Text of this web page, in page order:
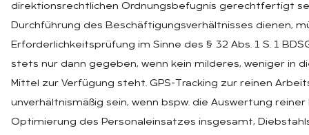
direktionsrechtlichen Ordnungsbefugnis gerechtfertigt
Durchführung des Beschäftigungsverhältnisses dienen,
Erforderlichkeitsprüfung im Sinne des § 32 Abs. 1 S. 1
stets nur dann gegeben, wenn kein milderes, weniger in
Mittel zur Verfügung steht. GPS-Tracking zur reinen
unverhältnismäßig sein, wenn bspw. die Auswertung
Optimierung des Personaleinsatzes insgesamt,